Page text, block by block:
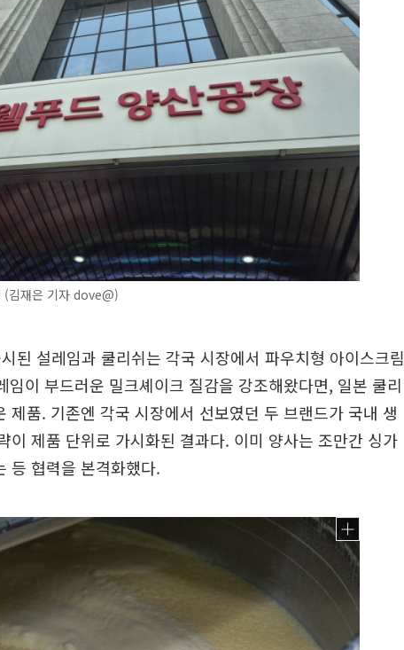
김재은 기자 dove@)
된 설레임과 쿨리쉬는 각국 시장에서 파우치형 아이스크림
임이 부드러운 밀크셰이크 질감을 강조해왔다면, 일본 쿨리
제품. 기존엔 각국 시장에서 선보였던 두 브랜드가 국내 생
이 제품 단위로 가시화된 결과다. 이미 양사는 조만간 싱가
등 협력을 본격화했다.